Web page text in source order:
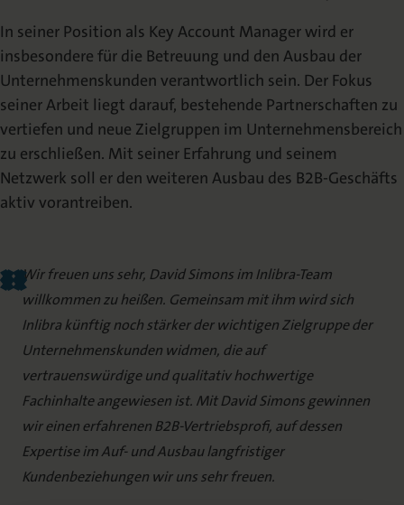
Nomos für Sie vor Ort
NomosEvents
Online und Live
Die digitale Bibliothek
Aktuelle Prospekte zum Download
FAQ
Häufige Fragen
In seiner Position als Key Account Manager wird er
insbesondere für die Betreuung und den Ausbau der
Unternehmenskunden verantwortlich sein. Der Fokus
seiner Arbeit liegt darauf, bestehende Partnerschaften zu
vertiefen und neue Zielgruppen im Unternehmensbereich
zu erschließen. Mit seiner Erfahrung und seinem
Netzwerk soll er den weiteren Ausbau des B2B-Geschäfts
aktiv vorantreiben.
Wir freuen uns sehr, David Simons im Inlibra-Team
willkommen zu heißen. Gemeinsam mit ihm wird sich
Inlibra künftig noch stärker der wichtigen Zielgruppe der
Unternehmenskunden widmen, die auf
vertrauenswürdige und qualitativ hochwertige
Fachinhalte angewiesen ist. Mit David Simons gewinnen
wir einen erfahrenen B2B-Vertriebsprofi, auf dessen
Expertise im Auf- und Ausbau langfristiger
Kundenbeziehungen wir uns sehr freuen.